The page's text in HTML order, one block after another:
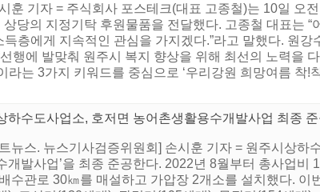
훈 기자 = 주식회사 포스테크(대표 고종철)는 10일 오
당의 지정기탁 후원물품을 전달했다. 고종철 대표는
층에게 지속적인 관심을 가지겠다.”라고 말했다. 원강
행에 발맞춰 원주시 복지 향상을 위해 최선의 노력을
라는 3가지 키워드를 중심으로 ‘우리강원 희망여름 착!
하수도사업소, 호저면 농어촌생활용수개발사업 최종 준
뉴스. 뉴스기사검증위원회] 손시훈 기자 = 원주시상하
개발사업’을 최종 준공한다. 2022년 8월부터 총사업비
수관로 30㎞를 매설하고 가압장 2개소를 설치했다. 이